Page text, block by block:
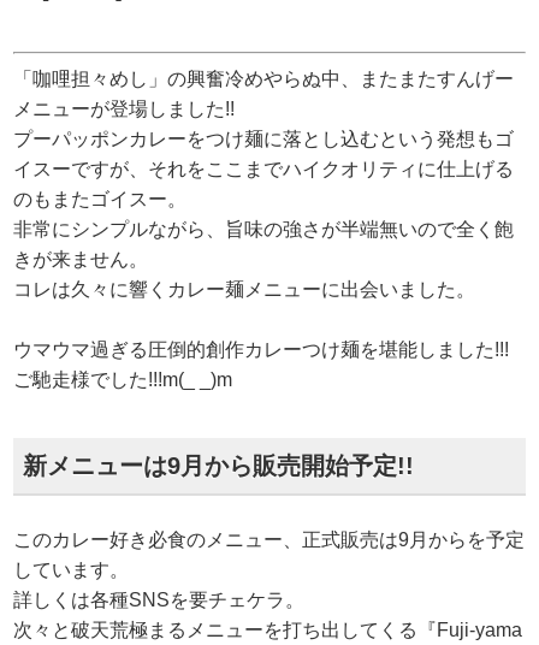
「咖哩担々めし」の興奮冷めやらぬ中、またまたすんげー
メニューが登場しました!!
プーパッポンカレーをつけ麺に落とし込むという発想もゴ
イスーですが、それをここまでハイクオリティに仕上げる
のもまたゴイスー。
非常にシンプルながら、旨味の強さが半端無いので全く飽
きが来ません。
コレは久々に響くカレー麺メニューに出会いました。
ウマウマ過ぎる圧倒的創作カレーつけ麺を堪能しました!!!
ご馳走様でした!!!m(_ _)m
新メニューは9月から販売開始予定!!
このカレー好き必食のメニュー、正式販売は9月からを予定
しています。
詳しくは各種SNSを要チェケラ。
次々と破天荒極まるメニューを打ち出してくる『Fuji-yama